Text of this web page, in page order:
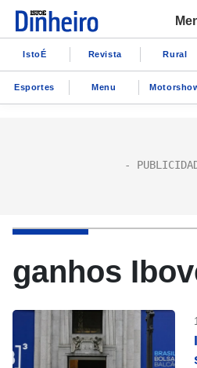
IstoÉ Revista Rural
Esportes Menu
ganhos